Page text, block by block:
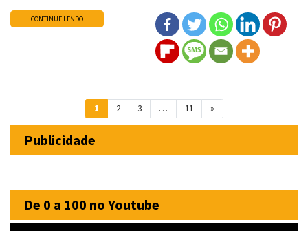
CONTINUE LENDO
Navegação entre posts
1 2 3 … 11 »
Publicidade
De 0 a 100 no Youtube